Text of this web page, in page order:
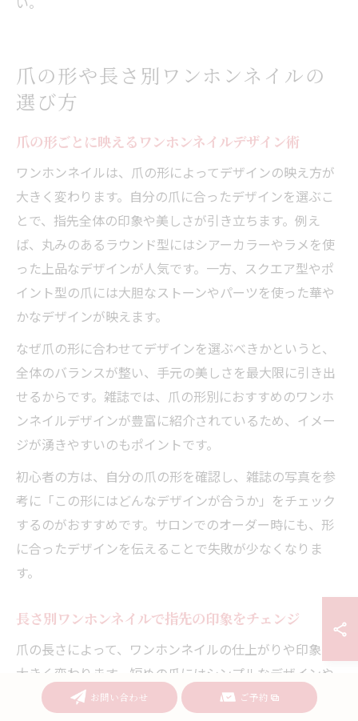
爪の形や長さ別ワンホンネイルの
選び方
爪の形ごとに映えるワンホンネイルデザイン術
ワンホンネイルは、爪の形によってデザインの映え方が
大きく変わります。自分の爪に合ったデザインを選ぶこ
とで、指先全体の印象や美しさが引き立ちます。例え
ば、丸みのあるラウンド型にはシアーカラーやラメを使
った上品なデザインが人気です。一方、スクエア型やポ
イント型の爪には大胆なストーンやパーツを使った華や
かなデザインが映えます。
なぜ爪の形に合わせてデザインを選ぶべきかというと、
全体のバランスが整い、手元の美しさを最大限に引き出
せるからです。雑誌では、爪の形別におすすめのワンホ
ンネイルデザインが豊富に紹介されているため、イメー
ジが湧きやすいのもポイントです。
初心者の方は、自分の爪の形を確認し、雑誌の写真を参
考に「この形にはどんなデザインが合うか」をチェック
するのがおすすめです。サロンでのオーダー時にも、形
に合ったデザインを伝えることで失敗が少なくなりま
す。
長さ別ワンホンネイルで指先の印象をチェンジ
爪の長さによって、ワンホンネイルの仕上がりや印象は
大きく変わります。短めの爪にはシンプルなデザインや
小ぶりのパーツを取り入れると、上品で日常使いしやす
お問い合わせ ご予約